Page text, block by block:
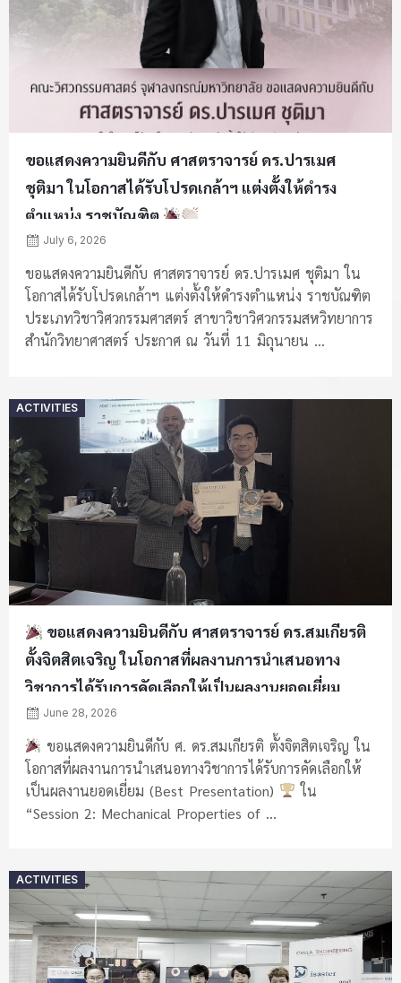
ขอแสดงความยินดีกับ ศาสตราจารย์ ดร.ปารเมศ
ชุติมา ในโอกาสได้รับโปรดเกล้าฯ แต่งตั้งให้ดำรง
ตำแหน่ง ราชบัณฑิต
July 6, 2026
ขอแสดงความยินดีกับ ศาสตราจารย์ ดร.ปารเมศ ชุติมา ใน
โอกาสได้รับโปรดเกล้าฯ แต่งตั้งให้ดำรงตำแหน่ง ราชบัณฑิต
ประเภทวิชาวิศวกรรมศาสตร์ สาขาวิชาวิศวกรรมสหวิทยาการ
สำนักวิทยาศาสตร์ ประกาศ ณ วันที่ 11 มิถุนายน ...
ACTIVITIES
ขอแสดงความยินดีกับ ศาสตราจารย์ ดร.สมเกียรติ
ตั้งจิตสิตเจริญ ในโอกาสที่ผลงานการนำเสนอทาง
วิชาการได้รับการคัดเลือกให้เป็นผลงานยอดเยี่ยม
(Best Presentation)
ออสเตรเลีย
Posted
on
June 28, 2026
ขอแสดงความยินดีกับ ศ. ดร.สมเกียรติ ตั้งจิตสิตเจริญ ใน
โอกาสที่ผลงานการนำเสนอทางวิชาการได้รับการคัดเลือกให้
เป็นผลงานยอดเยี่ยม (Best Presentation)
ใน
“Session 2: Mechanical Properties of ...
ACTIVITIES
Posted